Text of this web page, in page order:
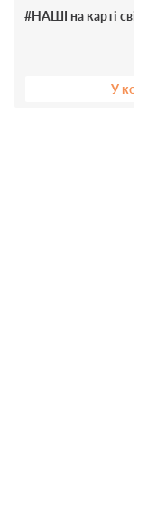
#НАШІ на карті світу
У